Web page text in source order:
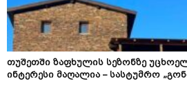
თუშეთში ზაფხულის სეზონზე
ინტერესი მაღალია – სასტუმრო